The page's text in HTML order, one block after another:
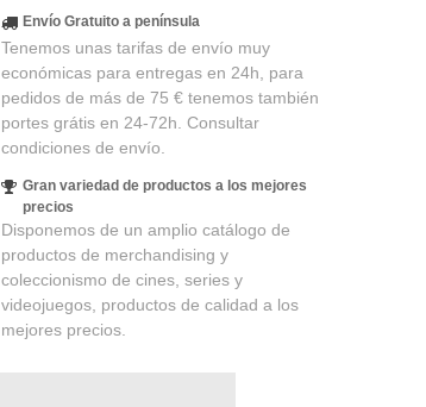
Envío Gratuito a península
Tenemos unas tarifas de envío muy
económicas para entregas en 24h, para
pedidos de más de 75 € tenemos también
portes grátis en 24-72h. Consultar
condiciones de envío.
Gran variedad de productos a los mejores
precios
Disponemos de un amplio catálogo de
productos de merchandising y
coleccionismo de cines, series y
videojuegos, productos de calidad a los
mejores precios.